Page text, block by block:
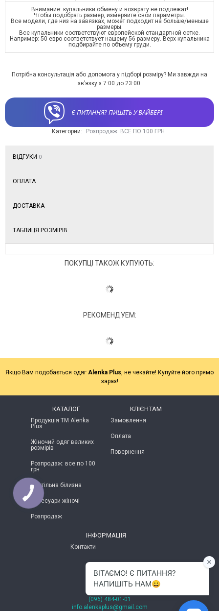
Внимание: купальники обмену и возврату не подлежат!
Чтобы подобрать размер, измеряйте свои параметры.
Все модели, где низ на завязках, может подходит на больше/меньше
размеры.
Все купальники соответствуют европейской стандартной сетке.
Например: 50 евро соответствует нашему 56 размеру. Верх купальника
подбирайте по объему груди.
Потрібна консультація або допомога у підборі розміру? Ми завжди на
зв’язку з 7:00 до 23:00.
Є ПИТАННЯ? ПИШІТЬ У ВАЙБЕРІ
Категории: Розпродаж: ВСЕ ПО 100 ГРН
ВІДГУКИ 0
ОПЛАТА
ДОСТАВКА
ТАБЛИЦЯ РОЗМІРІВ
ПОКУПЦІ ТАКОЖ КУПУЮТЬ:
РЕКОМЕНДУЕМ:
Якщо Вам подобається одяг Alenka Plus , не чекайте! Купуйте його прямо
зараз!
КАТАЛОГ
Продукція ТМ Alenka
Plus
Жіночий одяг великих
розмірів
Розпродаж: все по 100
грн
Постільна білизна
Аксесуари жіночі
Розпродаж
КЛІЄНТАМ
Замовлення
Оплата
Повернення
ІНФОРМАЦІЯ
Контакти
(096) 484-01-01
info.alenkaplus@gmail.com